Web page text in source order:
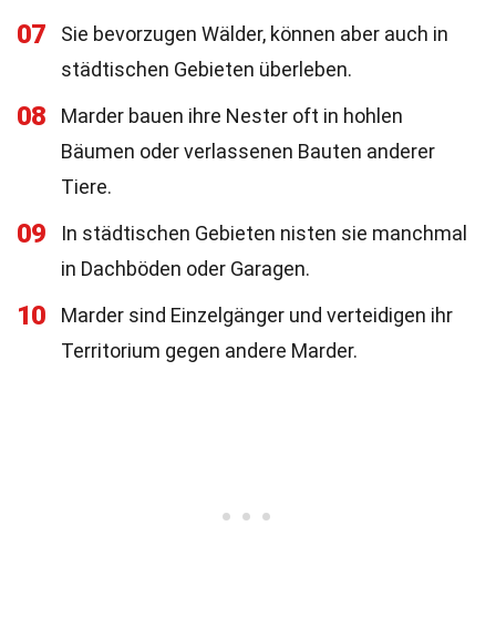
07
Sie bevorzugen Wälder, können aber auch in
städtischen Gebieten überleben.
08
Marder bauen ihre Nester oft in hohlen
Bäumen oder verlassenen Bauten anderer
Tiere.
09
In städtischen Gebieten nisten sie manchmal
in Dachböden oder Garagen.
10
Marder sind Einzelgänger und verteidigen ihr
Territorium gegen andere Marder.